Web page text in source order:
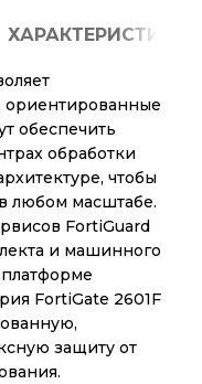
ХАРАКТЕРИСТИКИ
ориентированные
обеспечить
обработки
чтобы
любом масштабе.
FortiGuard
и машинного
FortiGate 2601F
защиту от